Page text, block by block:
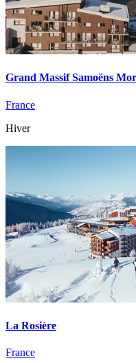
Grand Massif Samoëns
France
Hiver
La Rosière
France